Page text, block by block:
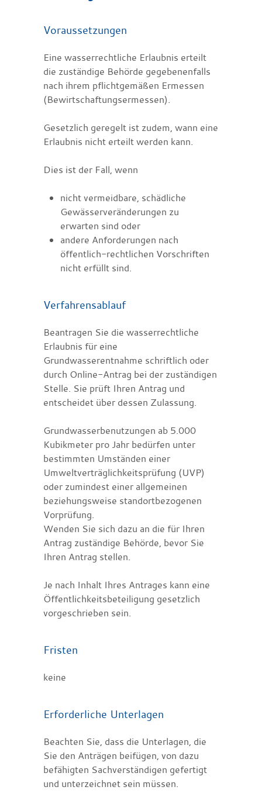
Voraussetzungen
Eine wasserrechtliche Erlaubnis erteilt
die zuständige Behörde gegebenenfalls
nach ihrem pflichtgemäßen Ermessen
(Bewirtschaftungsermessen).
Gesetzlich geregelt ist zudem, wann eine
Erlaubnis nicht erteilt werden kann.
Dies ist der Fall, wenn
nicht vermeidbare, schädliche
Gewässerveränderungen zu
erwarten sind oder
andere Anforderungen nach
öffentlich-rechtlichen Vorschriften
nicht erfüllt sind.
Verfahrensablauf
Beantragen Sie die wasserrechtliche
Erlaubnis für eine
Grundwasserentnahme schriftlich oder
durch Online-Antrag bei der zuständigen
Stelle. Sie prüft Ihren Antrag und
entscheidet über dessen Zulassung.
Grundwasserbenutzungen ab 5.000
Kubikmeter pro Jahr bedürfen unter
bestimmten Umständen einer
Umweltverträglichkeitsprüfung (UVP)
oder zumindest einer allgemeinen
beziehungsweise standortbezogenen
Vorprüfung.
Wenden Sie sich dazu an die für Ihren
Antrag zuständige Behörde, bevor Sie
Ihren Antrag stellen.
Je nach Inhalt Ihres Antrages kann eine
Öffentlichkeitsbeteiligung gesetzlich
vorgeschrieben sein.
Fristen
keine
Erforderliche Unterlagen
Beachten Sie, dass die Unterlagen, die
Sie den Anträgen beifügen, von dazu
befähigten Sachverständigen gefertigt
und unterzeichnet sein müssen.